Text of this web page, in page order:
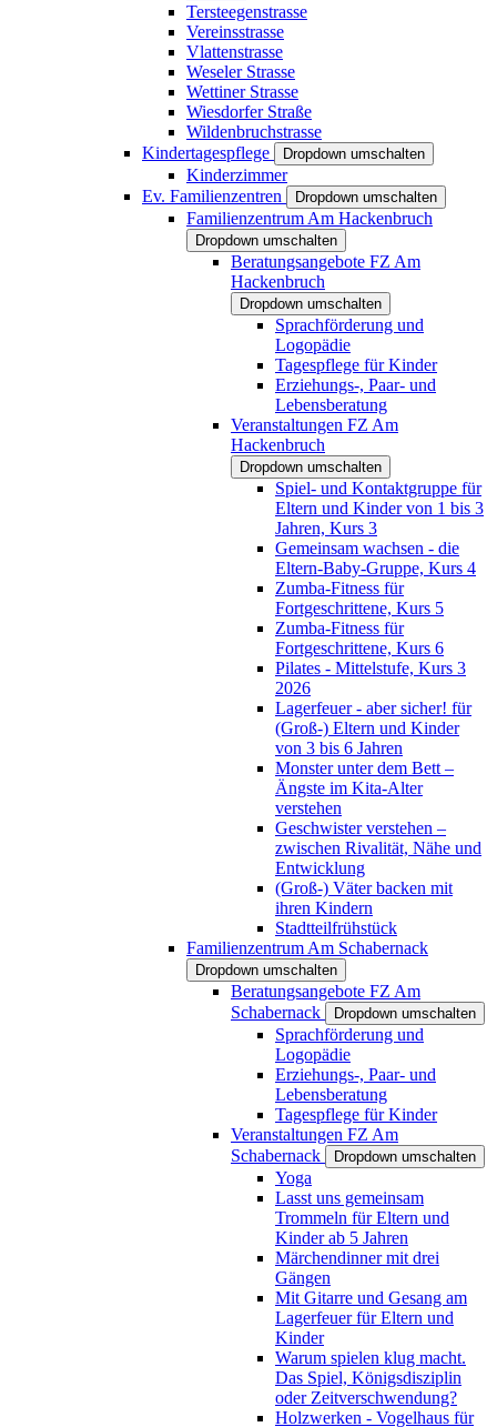
Tersteegenstrasse
Vereinsstrasse
Vlattenstrasse
Weseler Strasse
Wettiner Strasse
Wiesdorfer Straße
Wildenbruchstrasse
Kindertagespflege
Dropdown umschalten
Kinderzimmer
Ev. Familienzentren
Dropdown umschalten
Familienzentrum Am Hackenbruch
Dropdown umschalten
Beratungsangebote FZ Am
Hackenbruch
Dropdown umschalten
Sprachförderung und
Logopädie
Tagespflege für Kinder
Erziehungs-, Paar- und
Lebensberatung
Veranstaltungen FZ Am
Hackenbruch
Dropdown umschalten
Spiel- und Kontaktgruppe für
Eltern und Kinder von 1 bis 3
Jahren, Kurs 3
Gemeinsam wachsen - die
Eltern-Baby-Gruppe, Kurs 4
Zumba-Fitness für
Fortgeschrittene, Kurs 5
Zumba-Fitness für
Fortgeschrittene, Kurs 6
Pilates - Mittelstufe, Kurs 3
2026
Lagerfeuer - aber sicher! für
(Groß-) Eltern und Kinder
von 3 bis 6 Jahren
Monster unter dem Bett –
Ängste im Kita-Alter
verstehen
Geschwister verstehen –
zwischen Rivalität, Nähe und
Entwicklung
(Groß-) Väter backen mit
ihren Kindern
Stadtteilfrühstück
Familienzentrum Am Schabernack
Dropdown umschalten
Beratungsangebote FZ Am
Schabernack
Dropdown umschalten
Sprachförderung und
Logopädie
Erziehungs-, Paar- und
Lebensberatung
Tagespflege für Kinder
Veranstaltungen FZ Am
Schabernack
Dropdown umschalten
Yoga
Lasst uns gemeinsam
Trommeln für Eltern und
Kinder ab 5 Jahren
Märchendinner mit drei
Gängen
Mit Gitarre und Gesang am
Lagerfeuer für Eltern und
Kinder
Warum spielen klug macht.
Das Spiel, Königsdisziplin
oder Zeitverschwendung?
Holzwerken - Vogelhaus für